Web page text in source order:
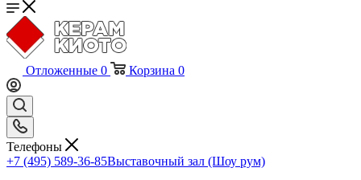
Отложенные 0 Корзина 0
Телефоны
+7 (495) 589-36-85Выставочный зал (Шоу рум)